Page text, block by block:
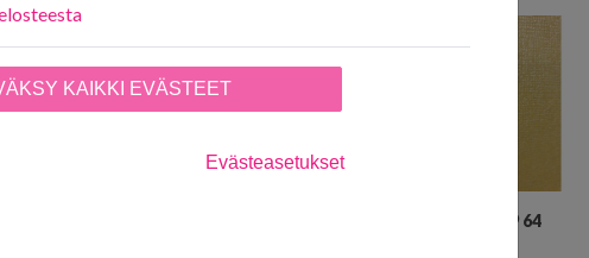
Aleph 7212 29 64
KAIKKI EVÄSTEET
Evästeasetukset